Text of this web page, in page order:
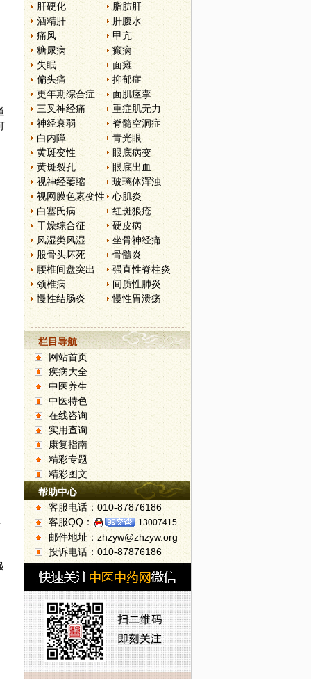
肝硬化
脂肪肝
酒精肝
肝腹水
痛风
甲亢
糖尿病
癫痫
失眠
面瘫
偏头痛
抑郁症
更年期综合症
面肌痉挛
三叉神经痛
重症肌无力
神经衰弱
脊髓空洞症
白内障
青光眼
黄斑变性
眼底病变
黄斑裂孔
眼底出血
视神经萎缩
玻璃体浑浊
视网膜色素变性
心肌炎
白塞氏病
红斑狼疮
干燥综合征
硬皮病
风湿类风湿
坐骨神经痛
股骨头坏死
骨髓炎
腰椎间盘突出
强直性脊柱炎
颈椎病
间质性肺炎
慢性结肠炎
慢性胃溃疡
栏目导航
网站首页
疾病大全
中医养生
中医特色
在线咨询
实用查询
康复指南
精彩专题
精彩图文
帮助中心
客服电话：010-87876186
客服QQ：
13007415
邮件地址：zhzyw@zhzyw.org
投诉电话：010-87876186